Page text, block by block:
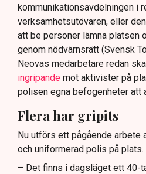
kommunikationsavdelningen i
verksamhetsutövaren, eller
att be personer lämna platsen
genom nödvärnsrätt (Svensk
Neovas medarbetare redan ska
ingripande mot aktivister på
polisen egna befogenheter att
Flera har gripits
Nu utförs ett pågående arbete
och uniformerad polis på plats.
– Det finns i dagsläget ett 40-